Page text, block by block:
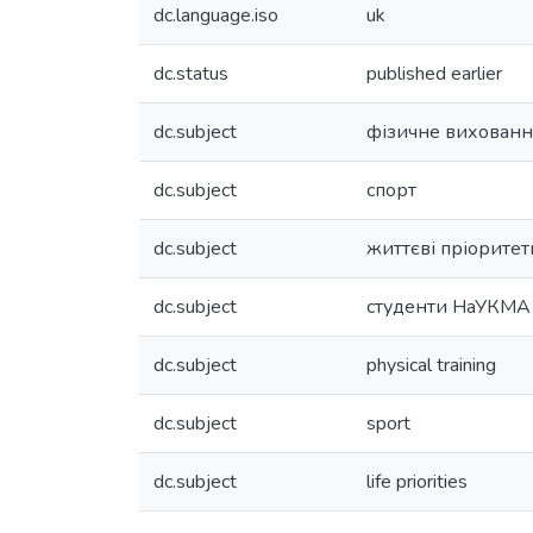
dc.language.iso uk
dc.status published earlier
dc.subject фізичне
dc.subject спорт
dc.subject життєві
dc.subject студенти НаУКМА
dc.subject physical training
dc.subject sport
dc.subject life priorities